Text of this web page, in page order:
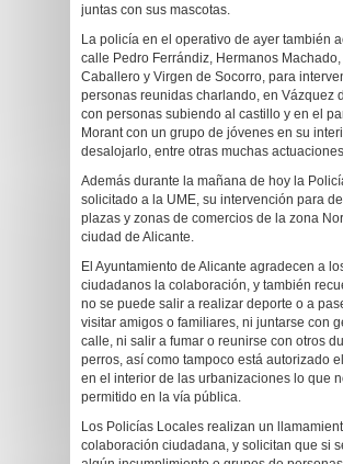
juntas con sus mascotas.
La policía en el operativo de ayer también
calle Pedro Ferrándiz, Hermanos
Caballero y Virgen de Socorro, para
personas reunidas charlando, en Vázquez
con personas subiendo al castillo y en el
Morant con un grupo de jóvenes en su
desalojarlo, entre otras muchas
Además durante la mañana de hoy la
solicitado a la UME, su intervención para
plazas y zonas de comercios de la zona
ciudad de Alicante.
El Ayuntamiento de Alicante agradecen a
ciudadanos la colaboración, y también
no se puede salir a realizar deporte o a
visitar amigos o familiares, ni juntarse con
calle, ni salir a fumar o reunirse con otros
perros, así como tampoco está autorizado
en el interior de las urbanizaciones lo que
permitido en la vía pública.
Los Policías Locales realizan un
colaboración ciudadana, y solicitan que si